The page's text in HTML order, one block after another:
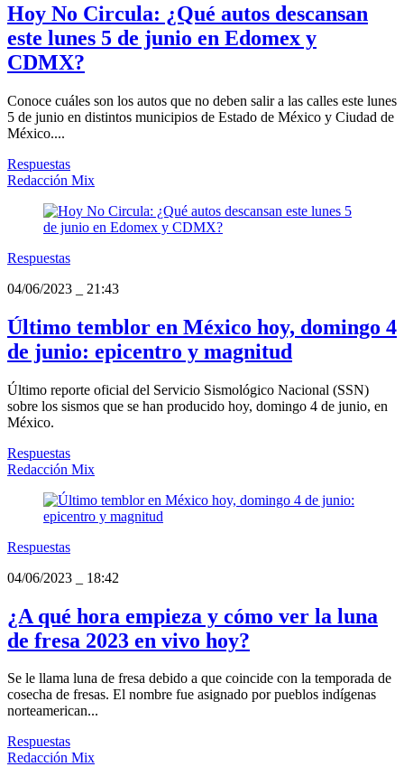
Hoy No Circula: ¿Qué autos descansan
este lunes 5 de junio en Edomex y
CDMX?
Conoce cuáles son los autos que no deben salir a las calles este lunes
5 de junio en distintos municipios de Estado de México y Ciudad de
México....
Respuestas
Redacción Mix
Respuestas
04/06/2023
21:43
Último temblor en México hoy, domingo 4
de junio: epicentro y magnitud
Último reporte oficial del Servicio Sismológico Nacional (SSN)
sobre los sismos que se han producido hoy, domingo 4 de junio, en
México.
Respuestas
Redacción Mix
Respuestas
04/06/2023
18:42
¿A qué hora empieza y cómo ver la luna
de fresa 2023 en vivo hoy?
Se le llama luna de fresa debido a que coincide con la temporada de
cosecha de fresas. El nombre fue asignado por pueblos indígenas
norteamerican...
Respuestas
Redacción Mix